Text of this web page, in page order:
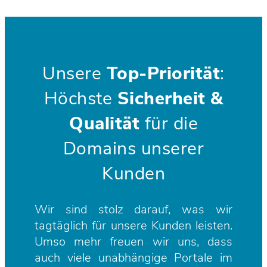
Unsere Top-Priorität:
Höchste Sicherheit &
Qualität für die
Domains unserer
Kunden
Wir sind stolz darauf, was wir
tagtäglich für unsere Kunden leisten.
Umso mehr freuen wir uns, dass
auch viele unabhängige Portale im